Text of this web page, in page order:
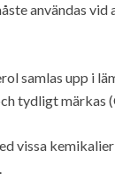
användas vid
samlas upp i
tydligt märkas
vissa